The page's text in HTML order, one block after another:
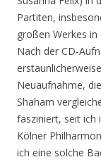
Partiten,
großen Werkes in
Nach der CD-
Neuaufnahme,
Shaham
fasziniert, seit ich
Kölner
ich eine solche